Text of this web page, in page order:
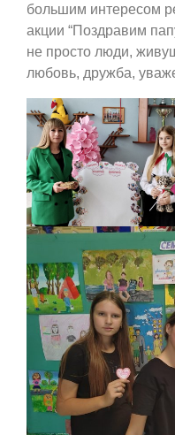
большим интересом
акции “Поздравим
не просто люди,
любовь, дружба,